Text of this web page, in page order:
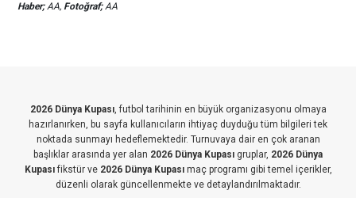
Haber;AA, Fotoğraf;AA
2026 Dünya Kupası, futbol tarihinin en büyük organizasyonu olmaya
hazırlanırken, bu sayfa kullanıcıların ihtiyaç duyduğu tüm bilgileri tek
noktada sunmayı hedeflemektedir. Turnuvaya dair en çok aranan
başlıklar arasında yer alan 2026 Dünya Kupası gruplar, 2026 Dünya
Kupasıfikstür ve 2026 Dünya Kupasımaç programı gibi temel içerikler,
düzenli olarak güncellenmekte ve detaylandırılmaktadır.